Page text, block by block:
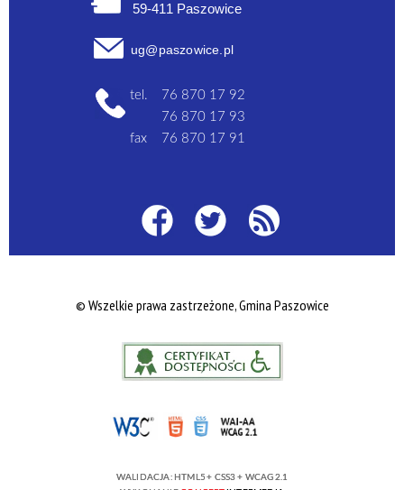
59-411 Paszowice
ug@paszowice.pl
tel.
76 870 17 92
76 870 17 93
fax
76 870 17 91
© Wszelkie prawa zastrzeżone, Gmina Paszowice
WALIDACJA: HTML5 + CSS3 + WCAG 2.1